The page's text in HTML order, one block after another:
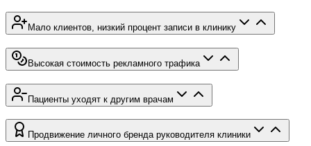
Мало клиентов, низкий процент записи в клинику
Высокая стоимость рекламного трафика
Пациенты уходят к другим врачам
Продвижение личного бренда руководителя клиники